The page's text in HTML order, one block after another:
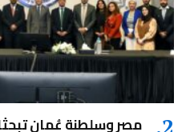
مصر وسلطنة عُمان